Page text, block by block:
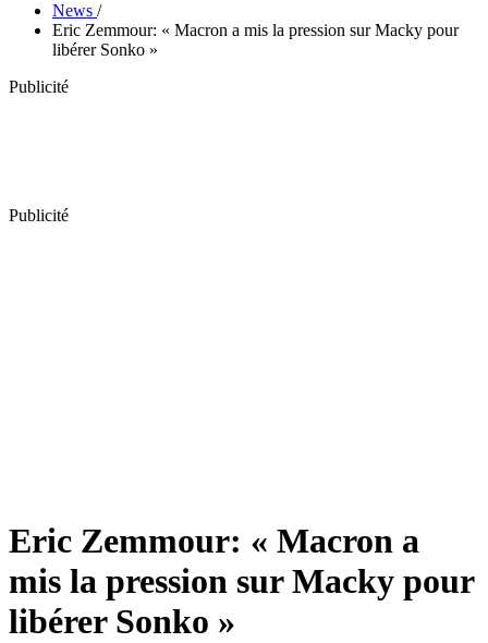
News /
Eric Zemmour: « Macron a mis la pression sur Macky pour
libérer Sonko »
Publicité
Publicité
Eric Zemmour: « Macron a
mis la pression sur Macky pour
libérer Sonko »